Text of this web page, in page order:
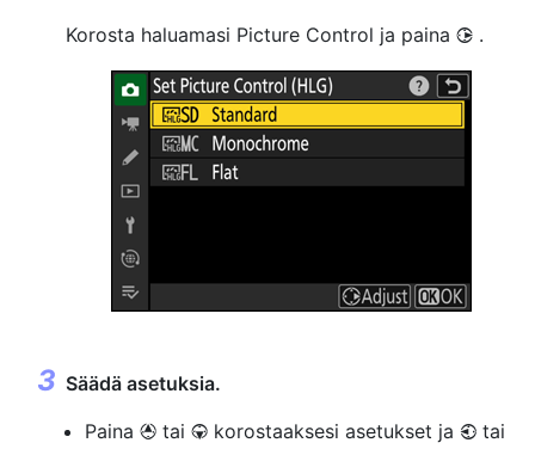
Korosta haluamasi Picture Control ja paina 2 .
Säädä asetuksia.
Paina 1 tai 3 korostaaksesi asetukset ja 4 tai